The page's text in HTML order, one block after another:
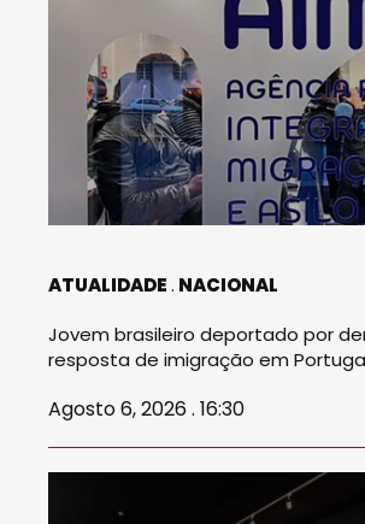
ATUALIDADE NACIONAL
Jovem brasileiro deportado por
resposta de imigração em
Agosto 6, 2026 . 16:30